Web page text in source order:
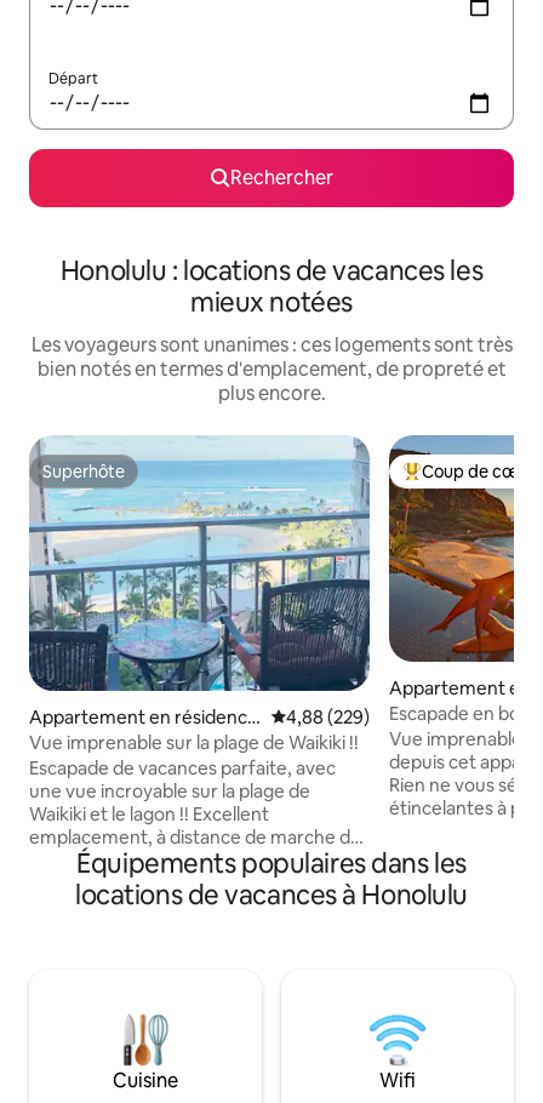
Départ
Rechercher
Honolulu : locations de vacances les
mieux notées
Les voyageurs sont unanimes : ces logements sont très
bien notés en termes d'emplacement, de propreté et
plus encore.
Superhôte
Superhôte
Appartement en résidence
⋅ Honolulu
Évaluation moyenne sur la
4,88 (229)
Vue imprenable sur la plage de Waikiki !!
Escapade de vacances parfaite, avec
une vue incroyable sur la plage de
Waikiki et le lagon !! Excellent
emplacement, à distance de marche de
nombreux points d'intérêt, du centre
commercial Ala Moana/des boutiques de
créateurs et de nombreux restaurants !
pyrotechnique, parrainé par le
Hilton Hawaiian Village, tous les
vendredis soirs depuis le patio ! Il y a 2
piscines Ilikai disponibles pour nos
Coups de cœur
Coup de cœur
Appartement en
⋅ Waianae
Escapade en
Hawaiian Princess
Vue imprenable
depuis cet
Rien ne vous
étincelantes à
hauteur idéale
tortues. De novembre à avril, vous
pourrez peut-
véritable style de vie
faites du boogie
devant votre porte. Se
rythme de
Équipements populaires dans les
locations de vacances à Honolulu
Cuisine Wifi